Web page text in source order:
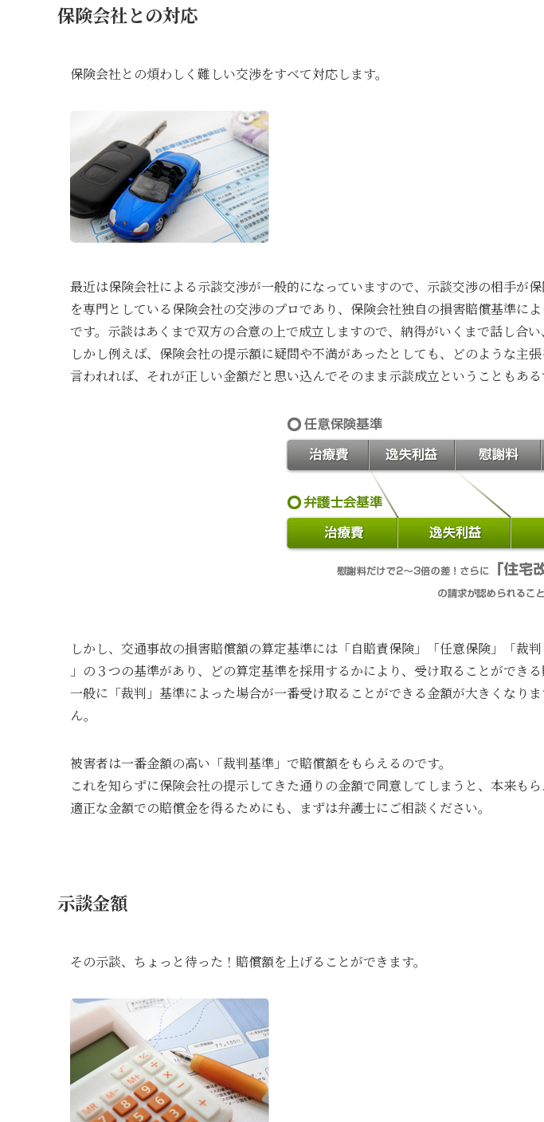
保険会社との対応
保険会社との煩わしく難しい交渉をすべて対応します。
最近は保険会社による示談交渉が一般的になっていますので、示談交渉の相手が
を専門としている保険会社の交渉のプロであり、保険会社独自の損害賠償基準に
です。示談はあくまで双方の合意の上で成立しますので、納得がいくまで話し合
しかし例えば、保険会社の提示額に疑問や不満があったとしても、どのような主
言われれば、それが正しい金額だと思い込んでそのまま示談成立ということもある
しかし、交通事故の損害賠償額の算定基準には「自賠責保険」「任意保険」「裁判
」の３つの基準があり、どの算定基準を採用するかにより、受け取ることができる
一般に「裁判」基準によった場合が一番受け取ることができる金額が大きくなり
ん。
被害者は一番金額の高い「裁判基準」で賠償額をもらえるのです。
これを知らずに保険会社の提示してきた通りの金額で同意してしまうと、本来も
適正な金額での賠償金を得るためにも、まずは弁護士にご相談ください。
示談金額
その示談、ちょっと待った！賠償額を上げることができます。